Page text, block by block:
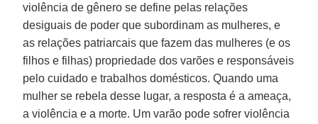
violência de gênero se define pelas relações
desiguais de poder que subordinam as mulheres, e
as relações patriarcais que fazem das mulheres (e os
filhos e filhas) propriedade dos varões e responsáveis
pelo cuidado e trabalhos domésticos. Quando uma
mulher se rebela desse lugar, a resposta é a ameaça,
a violência e a morte. Um varão pode sofrer violência